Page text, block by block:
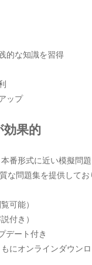
的な知識を習得
ップ
効果的
番形式に近い模擬問
な問題集を提供して
可能）
付き）
デート付き
にオンラインダウン